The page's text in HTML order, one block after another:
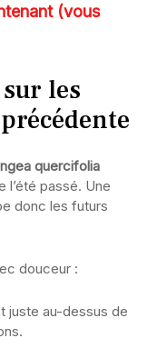
(vous
les
quercifolia
l’été passé. Une
donc les futurs
douceur :
juste au-dessus de